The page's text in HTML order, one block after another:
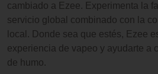
cambiado a Ezee. Experimenta la
servicio global combinado con la
local. Donde sea que estés, Ezee
experiencia de vapeo y ayudarte a
de humo.